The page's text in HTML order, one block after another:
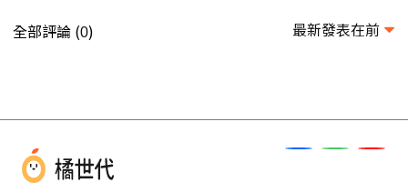
全部評論 (0) 最新發表在前